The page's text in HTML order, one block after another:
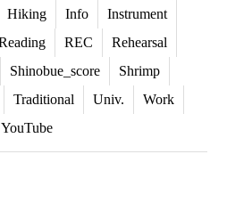
Hiking Info
Instrument
REC
Rehearsal
Shinobue_score
Shrimp
Traditional Univ.
Work
YouTube